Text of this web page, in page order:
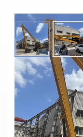
Китайский
Модификация
Материал: Q690D
Цилиндр: